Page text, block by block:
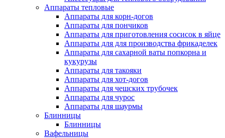
Аппараты тепловые
Аппараты для корн-догов
Аппараты для пончиков
Аппараты для приготовления сосисок в яйце
Аппараты для для производства фрикаделек
Аппараты для сахарной ваты попкорна и
кукурузы
Аппараты для такояки
Аппараты для хот-догов
Аппараты для чешских трубочек
Аппараты для чурос
Аппараты для шаурмы
Блинницы
Блинницы
Вафельницы